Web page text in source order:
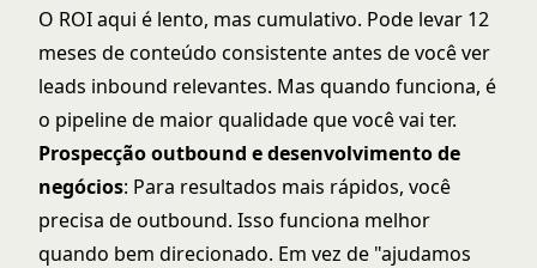
O ROI aqui é lento, mas cumulativo. Pode levar 12
meses de conteúdo consistente antes de você ver
leads inbound relevantes. Mas quando funciona, é
o pipeline de maior qualidade que você vai ter.
Prospecção outbound e desenvolvimento de
negócios: Para resultados mais rápidos, você
precisa de outbound. Isso funciona melhor
quando bem direcionado. Em vez de "ajudamos